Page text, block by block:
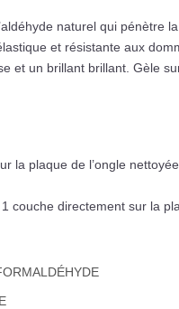
naturel qui pénètre
et résistante aux
et un brillant brillant. Gèle
la plaque de l’ongle
couche directement sur la